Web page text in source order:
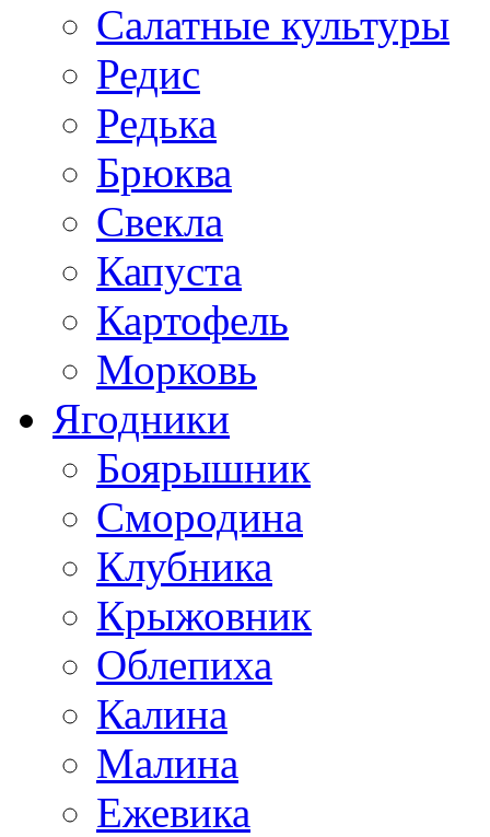
Салатные культуры
Редис
Редька
Брюква
Свекла
Капуста
Картофель
Морковь
Ягодники
Боярышник
Смородина
Клубника
Крыжовник
Облепиха
Калина
Малина
Ежевика